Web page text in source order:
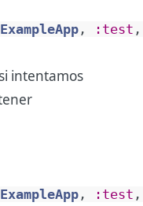
ExampleApp , :test ,
intentamos
ExampleApp , :test ,